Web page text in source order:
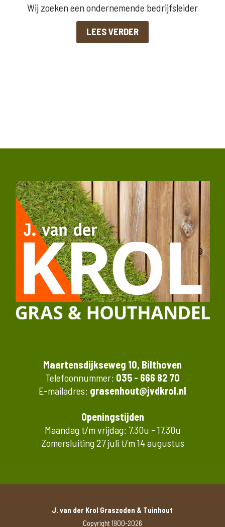
Wij zoeken een ondernemende bedrijfsleider
LEES VERDER
Maartensdijkseweg 10, Bilthoven
Telefoonnummer: 035 - 666 82 70
E-mailadres: grasenhout@jvdkrol.nl
Openingstijden
Maandag t/m vrijdag: 7.30u - 17.30u
Zomersluiting 27 juli t/m 14 augustus
J. van der Krol Graszoden & Tuinhout
Copyright 1900-2026